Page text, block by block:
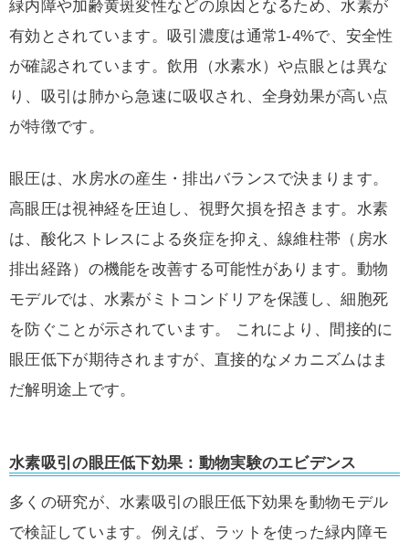
緑内障や加齢黄斑変性などの原因となるため、水素が
有効とされています。吸引濃度は通常1-4%で、安全性
が確認されています。飲用（水素水）や点眼とは異な
り、吸引は肺から急速に吸収され、全身効果が高い点
が特徴です。
眼圧は、水房水の産生・排出バランスで決まります。
高眼圧は視神経を圧迫し、視野欠損を招きます。水素
は、酸化ストレスによる炎症を抑え、線維柱帯（房水
排出経路）の機能を改善する可能性があります。動物
モデルでは、水素がミトコンドリアを保護し、細胞死
を防ぐことが示されています。 これにより、間接的に
眼圧低下が期待されますが、直接的なメカニズムはま
だ解明途上です。
水素吸引の眼圧低下効果：動物実験のエビデンス
多くの研究が、水素吸引の眼圧低下効果を動物モデル
で検証しています。例えば、ラットを使った緑内障モ